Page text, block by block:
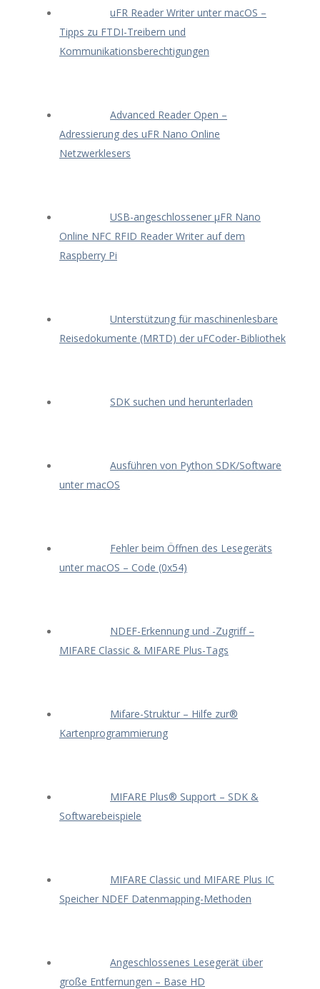
uFR Reader Writer unter macOS –
Tipps zu FTDI-Treibern und
Kommunikationsberechtigungen
Advanced Reader Open –
Adressierung des uFR Nano Online
Netzwerklesers
USB-angeschlossener μFR Nano
Online NFC RFID Reader Writer auf dem
Raspberry Pi
Unterstützung für maschinenlesbare
Reisedokumente (MRTD) der uFCoder-Bibliothek
SDK suchen und herunterladen
Ausführen von Python SDK/Software
unter macOS
Fehler beim Öffnen des Lesegeräts
unter macOS – Code (0x54)
NDEF-Erkennung und -Zugriff –
MIFARE Classic & MIFARE Plus-Tags
Mifare-Struktur – Hilfe zur®
Kartenprogrammierung
MIFARE Plus® Support – SDK &
Softwarebeispiele
MIFARE Classic und MIFARE Plus IC
Speicher NDEF Datenmapping-Methoden
Angeschlossenes Lesegerät über
große Entfernungen – Base HD